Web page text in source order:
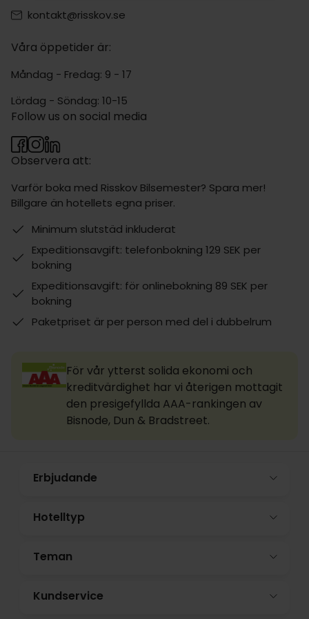
kontakt@risskov.se
Våra öppetider är:
Måndag - Fredag: 9 - 17
Lördag - Söndag: 10-15
Observera att:
Varför boka med Risskov Bilsemester? Spara mer!
Billgare än hotellets egna priser.
Minimum slutstäd inkluderat
Expeditionsavgift: telefonbokning 129 SEK per
bokning
Expeditionsavgift: för onlinebokning 89 SEK per
bokning
Paketpriset är per person med del i dubbelrum
Follow us on social media
För vår ytterst solida ekonomi och
kreditvärdighet har vi återigen mottagit
den presigefyllda AAA-rankingen av
Bisnode, Dun & Bradstreet.
Erbjudande
Hotelltyp
Teman
Kundservice